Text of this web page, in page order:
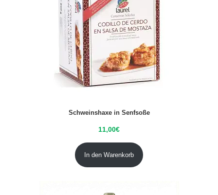
Schweinshaxe in Senfsoße
11,00€
In den Warenkorb